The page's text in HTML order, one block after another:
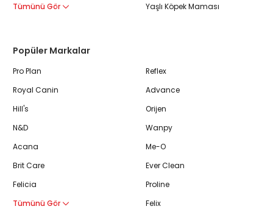
Tümünü Gör
Yaşlı Köpek Maması
Popüler Markalar
Pro Plan
Royal Canin
Hill's
N&D
Acana
Brit Care
Felicia
Tümünü Gör
Reflex
Advance
Orijen
Wanpy
Me-O
Ever Clean
Proline
Felix